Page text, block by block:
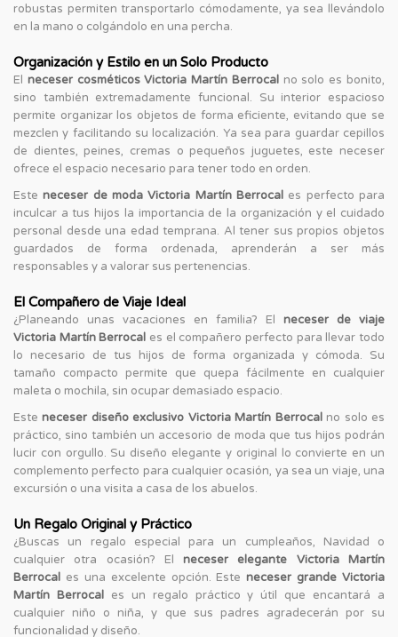
robustas permiten transportarlo cómodamente, ya sea llevándolo
en la mano o colgándolo en una percha.
Organización y Estilo en un Solo Producto
El neceser cosméticos Victoria Martín Berrocalno solo es bonito,
sino también extremadamente funcional. Su interior espacioso
permite organizar los objetos de forma eficiente, evitando que se
mezclen y facilitando su localización. Ya sea para guardar cepillos
de dientes, peines, cremas o pequeños juguetes, este neceser
ofrece el espacio necesario para tener todo en orden.
Esteneceser de moda Victoria Martín Berrocal es perfecto para
inculcar a tus hijos la importancia de la organización y el cuidado
personal desde una edad temprana. Al tener sus propios objetos
guardados de forma ordenada, aprenderán a ser más
responsables y a valorar sus pertenencias.
El Compañero de Viaje Ideal
¿Planeando unas vacaciones en familia? El neceser de viaje
Victoria Martín Berrocal es el compañero perfecto para llevar todo
lo necesario de tus hijos de forma organizada y cómoda. Su
tamaño compacto permite que quepa fácilmente en cualquier
maleta o mochila, sin ocupar demasiado espacio.
Esteneceser diseño exclusivo Victoria Martín Berrocalno solo es
práctico, sino también un accesorio de moda que tus hijos podrán
lucir con orgullo. Su diseño elegante y original lo convierte en un
complemento perfecto para cualquier ocasión, ya sea un viaje, una
excursión o una visita a casa de los abuelos.
Un Regalo Original y Práctico
¿Buscas un regalo especial para un cumpleaños, Navidad o
cualquier otra ocasión? Elneceser elegante Victoria Martín
Berrocal es una excelente opción. Esteneceser grande Victoria
Martín Berrocales un regalo práctico y útil que encantará a
cualquier niño o niña, y que sus padres agradecerán por su
funcionalidad y diseño.